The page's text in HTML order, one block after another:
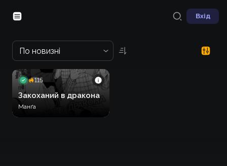
Вхід
По новизні
115
Закоханий в дракона
Манґа